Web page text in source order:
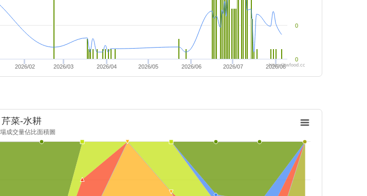
2026/02 2026/03 2026/04 2026/05 2026/06 2026/07 2026/08
0
0
https://twfood.cc
芹菜-水耕
成交量佔比面積圖